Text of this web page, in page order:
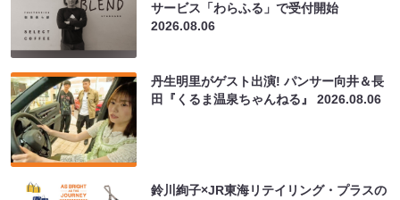
サービス「わらふる」で受付開始
2026.08.06
丹生明里がゲスト出演! パンサー向井＆長
田『くるま温泉ちゃんねる』2026.08.06
鈴川絢子×JR東海リテイリング・プラスの